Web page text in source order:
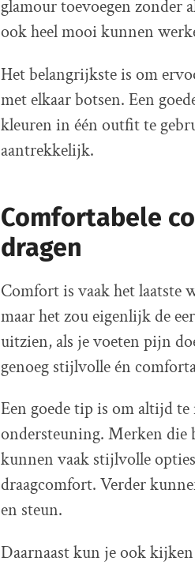
glamour toevoegen zonder
ook heel mooi kunnen
Het belangrijkste is om
met elkaar botsen. Een
kleuren in één outfit te
aantrekkelijk.
Comfortabele
dragen
Comfort is vaak het laatste
maar het zou eigenlijk de
uitzien, als je voeten pijn
genoeg stijlvolle én
Een goede tip is om altijd
ondersteuning. Merken die
kunnen vaak stijlvolle
draagcomfort. Verder
en steun.
Daarnaast kun je ook